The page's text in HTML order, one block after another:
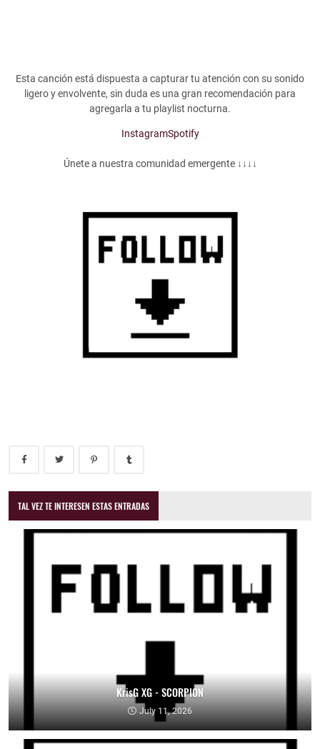
Esta canción está dispuesta a capturar tu atención con su sonido
ligero y envolvente, sin duda es una gran recomendación para
agregarla a tu playlist nocturna.
InstagramSpotify
Únete a nuestra comunidad emergente ↓↓↓↓
TAL VEZ TE INTERESEN ESTAS ENTRADAS
KrisG XG - SCORPION
July 11, 2026